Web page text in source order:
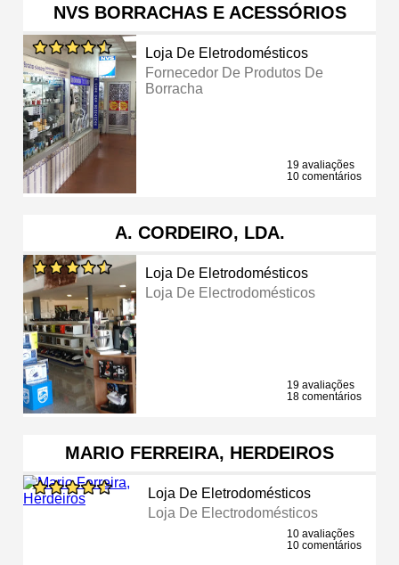
NVS BORRACHAS E ACESSÓRIOS
Loja De Eletrodomésticos
Fornecedor De Produtos De
Borracha
19 avaliações
10 comentários
A. CORDEIRO, LDA.
Loja De Eletrodomésticos
Loja De Electrodomésticos
19 avaliações
18 comentários
MARIO FERREIRA, HERDEIROS
Loja De Eletrodomésticos
Loja De Electrodomésticos
10 avaliações
10 comentários